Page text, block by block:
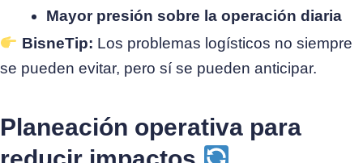
Mayor presión sobre la operación diaria
BisneTip: Los problemas logísticos no siempre
se pueden evitar, pero sí se pueden anticipar.
Planeación operativa para